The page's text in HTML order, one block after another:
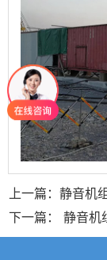
上一篇：静音机
下一篇： 静音机